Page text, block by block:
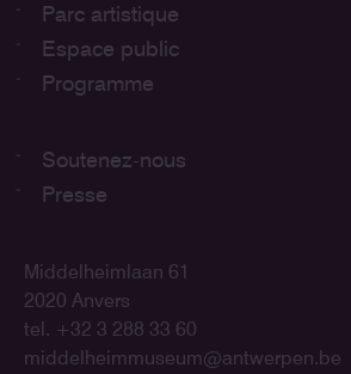
Parc artistique
Espace public
Programme
Soutenez-nous
Presse
Middelheimlaan 61
2020 Anvers
tel. +32 3 288 33 60
middelheimmuseum@antwerpen.be